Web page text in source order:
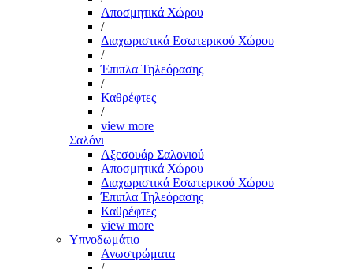
Αποσμητικά Χώρου
/
Διαχωριστικά Εσωτερικού Χώρου
/
Έπιπλα Τηλεόρασης
/
Καθρέφτες
/
view more
Σαλόνι
Αξεσουάρ Σαλονιού
Αποσμητικά Χώρου
Διαχωριστικά Εσωτερικού Χώρου
Έπιπλα Τηλεόρασης
Καθρέφτες
view more
Υπνοδωμάτιο
Ανωστρώματα